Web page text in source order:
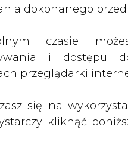
dokonanego
czasie
i dostępu
przeglądarki
się na
kliknąć
treści marketingowych w
Warszawie.
danych osobowych, w tym